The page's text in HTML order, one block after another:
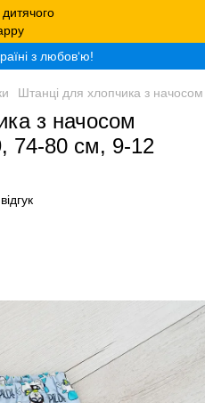
з любов‘ю!
Штанці для хлопчика з
з начосом
74-80 см, 9-12